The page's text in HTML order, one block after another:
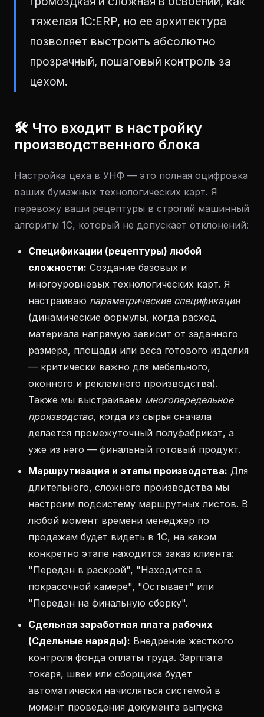
тяжелая 1С:ERP, но ее архитектура
позволяет выстроить абсолютно
прозрачный, пошаговый контроль за
цехом.
🛠 Что входит в настройку
производственного блока
Настройка цеха в УНФ — это полная оцифровка
ваших бумажных технологических карт. Я
перевожу ваши рецептуры в строгий машинный
алгоритм 1С, который не допускает отклонений:
Спецификации (рецептуры) любой
сложности: Создание базовых и
многоуровневых технологических карт. Я
настраиваю параметрические спецификации
(динамические формулы, когда расход
материала напрямую зависит от заданного
размера, площади или веса готового изделия
— критически важно для мебельного,
оконного и рекламного производства).
Также мы выстраиваем многопередельное
производство, когда из сырья сначала
делается промежуточный полуфабрикат, а
уже из него — финальный готовый продукт.
Маршрутизация и этапы производства: Для
длительного, сложного производства мы
настроим подсистему маршрутных листов. В
любой момент времени менеджер по
продажам будет видеть в 1С, на каком
конкретно этапе находится заказ клиента:
"Передан в раскрой", "Находится в
покрасочной камере", "Остывает" или
"Передан на финальную сборку".
Сдельная заработная плата рабочих
(Сдельные наряды): Внедрение жесткого
контроля фонда оплаты труда. Зарплата
токаря, швеи или сборщика будет
автоматически начисляться системой в
момент проведения документа выпуска